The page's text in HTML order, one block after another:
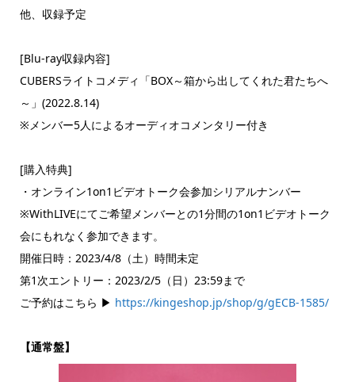
他、収録予定
[Blu-ray収録内容]
CUBERSライトコメディ「BOX～箱から出してくれた君たちへ
～」(2022.8.14)
※メンバー5人によるオーディオコメンタリー付き
[購入特典]
・オンライン1on1ビデオトーク会参加シリアルナンバー
※WithLIVEにてご希望メンバーとの1分間の1on1ビデオトーク
会にもれなく参加できます。
開催日時：2023/4/8（土）時間未定
第1次エントリー：2023/2/5（日）23:59まで
ご予約はこちら ▶ https://kingeshop.jp/shop/g/gECB-1585/
【通常盤】